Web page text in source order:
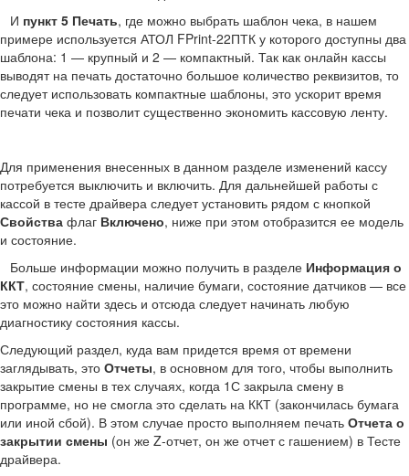
И пункт 5 Печать, где можно выбрать шаблон чека, в нашем
примере используется АТОЛ FPrint-22ПТК у которого доступны два
шаблона: 1 — крупный и 2 — компактный. Так как онлайн кассы
выводят на печать достаточно большое количество реквизитов, то
следует использовать компактные шаблоны, это ускорит время
печати чека и позволит существенно экономить кассовую ленту.
Для применения внесенных в данном разделе изменений кассу
потребуется выключить и включить. Для дальнейшей работы с
кассой в тесте драйвера следует установить рядом с кнопкой
Свойства флаг Включено, ниже при этом отобразится ее модель
и состояние.
Больше информации можно получить в разделе Информация о
ККТ, состояние смены, наличие бумаги, состояние датчиков — все
это можно найти здесь и отсюда следует начинать любую
диагностику состояния кассы.
Следующий раздел, куда вам придется время от времени
заглядывать, это Отчеты, в основном для того, чтобы выполнить
закрытие смены в тех случаях, когда 1С закрыла смену в
программе, но не смогла это сделать на ККТ (закончилась бумага
или иной сбой). В этом случае просто выполняем печать Отчета о
закрытии смены (он же Z-отчет, он же отчет с гашением) в Тесте
драйвера.